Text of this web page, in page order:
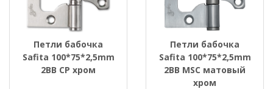
Петли бабочка
Safita 100*75*2,5mm
2BB CP хром
Петли бабочка
Safita 100*75*2,5mm
2BB MSC матовый
хром